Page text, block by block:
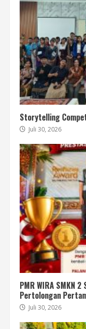
Storytelling
Juli 30, 2026
PMR WIRA SMKN
Pertolongan
Juli 30, 2026